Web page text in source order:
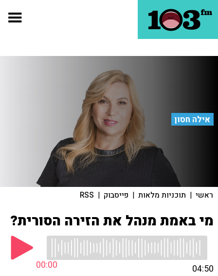
אילה חסון
ראשי | תוכניות מלאות | פייסבוק |
RSS
מי באמת מנהל את הזירה הסורית?
00:00 04:50